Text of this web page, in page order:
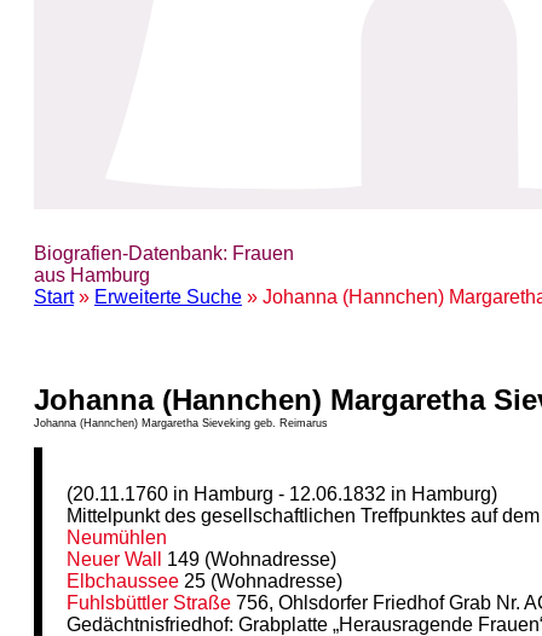
Biografien-Datenbank: Frauen
aus Hamburg
Start» Erweiterte Suche » Johanna (Hannchen)
Johanna (Hannchen) Margaretha
Johanna (Hannchen) Margaretha Sieveking geb. Reimarus
(20.11.1760 in Hamburg - 12.06.1832 in Hamburg)
Mittelpunkt des gesellschaftlichen Treffpunktes auf
Neumühlen
Neuer Wall
149 (Wohnadresse)
Elbchaussee 25 (Wohnadresse)
Fuhlsbüttler Straße 756, Ohlsdorfer Friedhof Grab Nr.
Gedächtnisfriedhof: Grabplatte „Herausragende